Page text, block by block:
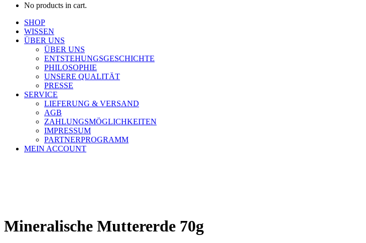
No products in cart.
SHOP
WISSEN
ÜBER UNS
ÜBER UNS
ENTSTEHUNGSGESCHICHTE
PHILOSOPHIE
UNSERE QUALITÄT
PRESSE
SERVICE
LIEFERUNG & VERSAND
AGB
ZAHLUNGSMÖGLICHKEITEN
IMPRESSUM
PARTNERPROGRAMM
MEIN ACCOUNT
Mineralische Muttererde 70g